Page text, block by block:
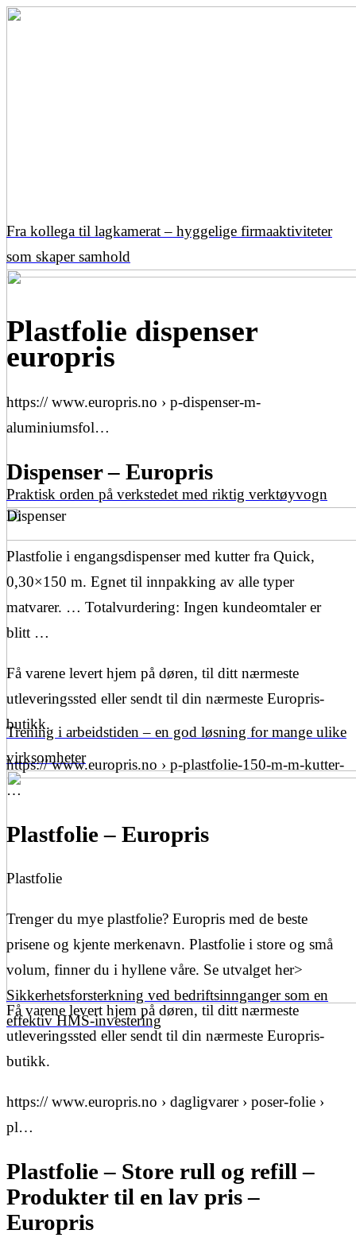
Fra kollega til lagkamerat – hyggelige firmaaktiviteter
som skaper samhold
Praktisk orden på verkstedet med riktig verktøyvogn
Trening i arbeidstiden – en god løsning for mange ulike
virksomheter
Sikkerhetsforsterkning ved bedriftsinnganger som en
effektiv HMS-investering
Plastfolie dispenser
europris
https:// www.europris.no › p-dispenser-m-
aluminiumsfol…
Dispenser – Europris
Dispenser
Plastfolie i engangsdispenser med kutter fra Quick,
0,30×150 m. Egnet til innpakking av alle typer
matvarer. … Totalvurdering: Ingen kundeomtaler er
blitt …
Få varene levert hjem på døren, til ditt nærmeste
utleveringssted eller sendt til din nærmeste Europris-
butikk.
https:// www.europris.no › p-plastfolie-150-m-m-kutter-
…
Plastfolie – Europris
Plastfolie
Trenger du mye plastfolie? Europris med de beste
prisene og kjente merkenavn. Plastfolie i store og små
volum, finner du i hyllene våre. Se utvalget her>
Få varene levert hjem på døren, til ditt nærmeste
utleveringssted eller sendt til din nærmeste Europris-
butikk.
https:// www.europris.no › dagligvarer › poser-folie ›
pl…
Plastfolie – Store rull og refill –
Produkter til en lav pris –
Europris